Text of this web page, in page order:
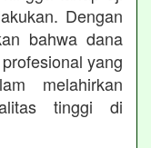
Dengan
bahwa dana
yang
melahirkan
tinggi di